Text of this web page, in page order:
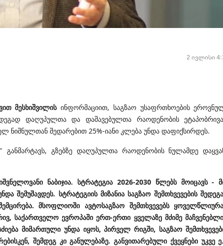
2 ივლისი
მესხიშვილისინფორმაციით, საგზაო უსაფრთხოების
დაღუპულთა და დაშავებულთა რაოდენობის
ნიშნულთან შედარებით 25%-იანი კლება უნდა დაფიქსირდეს.
" განმარტავს, გზებზე დაღუპულთა რაოდენობის ნულამდე
ნაბიჯია. სტრატეგია 2026-2030 წლებს მოიცავს -
შემუშავდეს. სტრატეგიის მიზანია საგზაო შემთხვევების
მსოფლიოში ავტოსაგზაო შემთხვევებს
საქართველო ევროპაში ერთ-ერთი ყველაზე მძიმე
მიმართული უნდა იყოს, პირველ რიგში, საგზაო
შემდეგ კი განულებაზე. განვითარებული ქვეყნები უკვე